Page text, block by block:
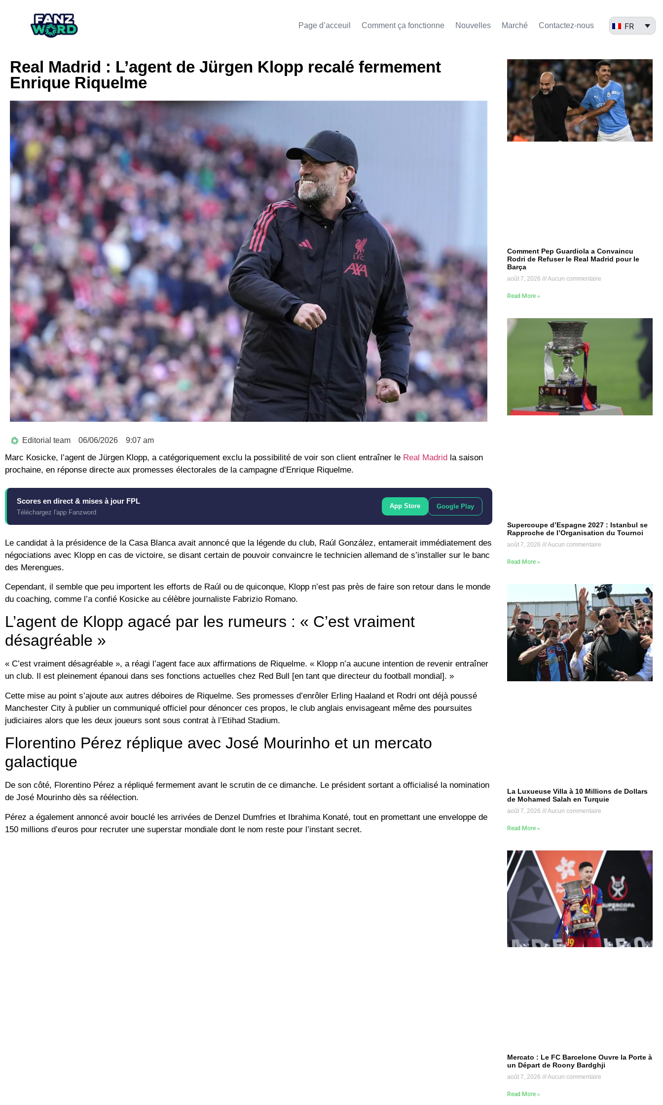
Page d’acceuil Comment ça fonctionne Nouvelles Marché​ Contactez-nous FR
Real Madrid : L’agent de Jürgen Klopp recalé fermement
Enrique Riquelme
Editorial team 06/06/2026 9:07 am
Marc Kosicke, l’agent de Jürgen Klopp, a catégoriquement exclu la possibilité de voir son client entraîner le Real Madrid la saison
prochaine, en réponse directe aux promesses électorales de la campagne d’Enrique Riquelme.
Scores en direct & mises à jour FPL
Téléchargez l'app Fanzword
App Store Google Play
Le candidat à la présidence de la Casa Blanca avait annoncé que la légende du club, Raúl González, entamerait immédiatement des
négociations avec Klopp en cas de victoire, se disant certain de pouvoir convaincre le technicien allemand de s’installer sur le banc
des Merengues.
Cependant, il semble que peu importent les efforts de Raúl ou de quiconque, Klopp n’est pas près de faire son retour dans le monde
du coaching, comme l’a confié Kosicke au célèbre journaliste Fabrizio Romano.
L’agent de Klopp agacé par les rumeurs : « C’est vraiment
désagréable »
« C’est vraiment désagréable », a réagi l’agent face aux affirmations de Riquelme. « Klopp n’a aucune intention de revenir entraîner
un club. Il est pleinement épanoui dans ses fonctions actuelles chez Red Bull [en tant que directeur du football mondial]. »
Cette mise au point s’ajoute aux autres déboires de Riquelme. Ses promesses d’enrôler Erling Haaland et Rodri ont déjà poussé
Manchester City à publier un communiqué officiel pour dénoncer ces propos, le club anglais envisageant même des poursuites
judiciaires alors que les deux joueurs sont sous contrat à l’Etihad Stadium.
Florentino Pérez réplique avec José Mourinho et un mercato
galactique
De son côté, Florentino Pérez a répliqué fermement avant le scrutin de ce dimanche. Le président sortant a officialisé la nomination
de José Mourinho dès sa réélection.
Pérez a également annoncé avoir bouclé les arrivées de Denzel Dumfries et Ibrahima Konaté, tout en promettant une enveloppe de
150 millions d’euros pour recruter une superstar mondiale dont le nom reste pour l’instant secret.
Comment Pep Guardiola a Convaincu
Rodri de Refuser le Real Madrid pour le
Barça
août 7, 2026 Aucun commentaire
Read More »
Supercoupe d’Espagne 2027 : Istanbul se
Rapproche de l’Organisation du Tournoi
août 7, 2026 Aucun commentaire
Read More »
La Luxueuse Villa à 10 Millions de Dollars
de Mohamed Salah en Turquie
août 7, 2026 Aucun commentaire
Read More »
Mercato : Le FC Barcelone Ouvre la Porte à
un Départ de Roony Bardghji
août 7, 2026 Aucun commentaire
Read More »